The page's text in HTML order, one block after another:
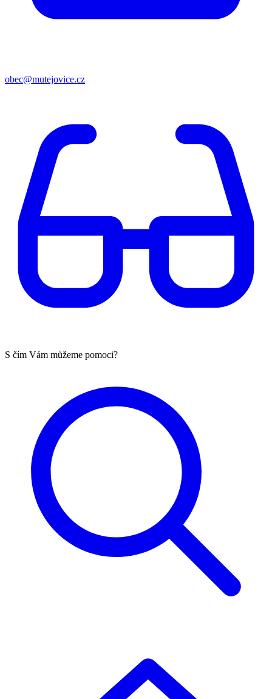
obec@mutejovice.cz
S čím Vám můžeme pomoci?